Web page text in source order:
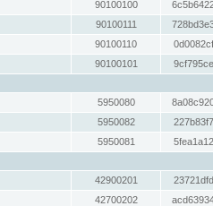
90100100
90100111
90100110
90100101
5950080
5950082
5950081
42900201
42700202